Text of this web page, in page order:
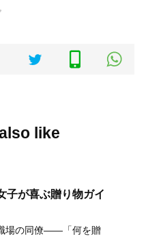
like
子が喜ぶ贈り物ガイ
場の同僚――「何を贈